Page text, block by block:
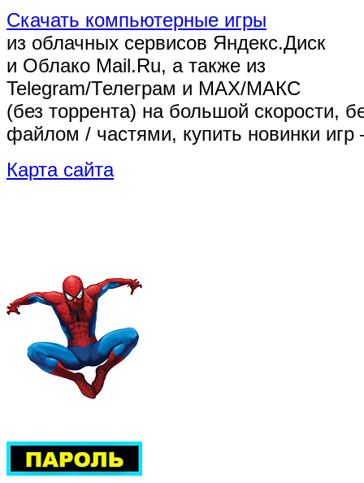
Скачать компьютерные игры
из облачных сервисов Яндекс.Диск
и Облако Mail.Ru, а также из
Telegram/Телеграм и MAX/МАКС
(без торрента) на большой скорости,
файлом / частями, купить новинки
Карта сайта